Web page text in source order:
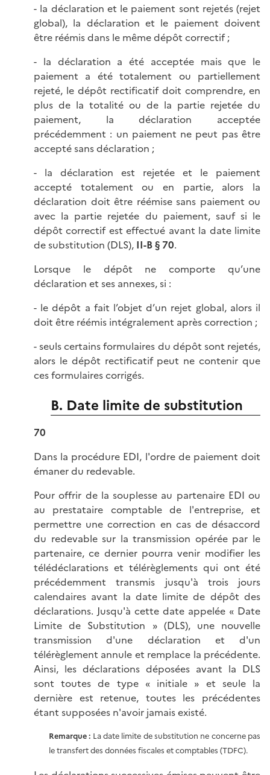
- la déclaration et le paiement sont rejetés (rejet
global), la déclaration et le paiement doivent
être réémis dans le même dépôt correctif ;
- la déclaration a été acceptée mais que le
paiement a été totalement ou partiellement
rejeté, le dépôt rectificatif doit comprendre, en
plus de la totalité ou de la partie rejetée du
paiement, la déclaration acceptée
précédemment : un paiement ne peut pas être
accepté sans déclaration ;
- la déclaration est rejetée et le paiement
accepté totalement ou en partie, alors la
déclaration doit être réémise sans paiement ou
avec la partie rejetée du paiement, sauf si le
dépôt correctif est effectué avant la date limite
de substitution (DLS), II-B § 70.
Lorsque le dépôt ne comporte qu’une
déclaration et ses annexes, si :
- le dépôt a fait l’objet d’un rejet global, alors il
doit être réémis intégralement après correction ;
- seuls certains formulaires du dépôt sont rejetés,
alors le dépôt rectificatif peut ne contenir que
ces formulaires corrigés.
B. Date limite de substitution
70
Dans la procédure EDI, l'ordre de paiement doit
émaner du redevable.
Pour offrir de la souplesse au partenaire EDI ou
au prestataire comptable de l'entreprise, et
permettre une correction en cas de désaccord
du redevable sur la transmission opérée par le
partenaire, ce dernier pourra venir modifier les
télédéclarations et télérèglements qui ont été
précédemment transmis jusqu'à trois jours
calendaires avant la date limite de dépôt des
déclarations. Jusqu'à cette date appelée « Date
Limite de Substitution » (DLS), une nouvelle
transmission d'une déclaration et d'un
télérèglement annule et remplace la précédente.
Ainsi, les déclarations déposées avant la DLS
sont toutes de type « initiale » et seule la
dernière est retenue, toutes les précédentes
étant supposées n'avoir jamais existé.
Remarque : La date limite de substitution ne concerne pas
le transfert des données fiscales et comptables (TDFC).